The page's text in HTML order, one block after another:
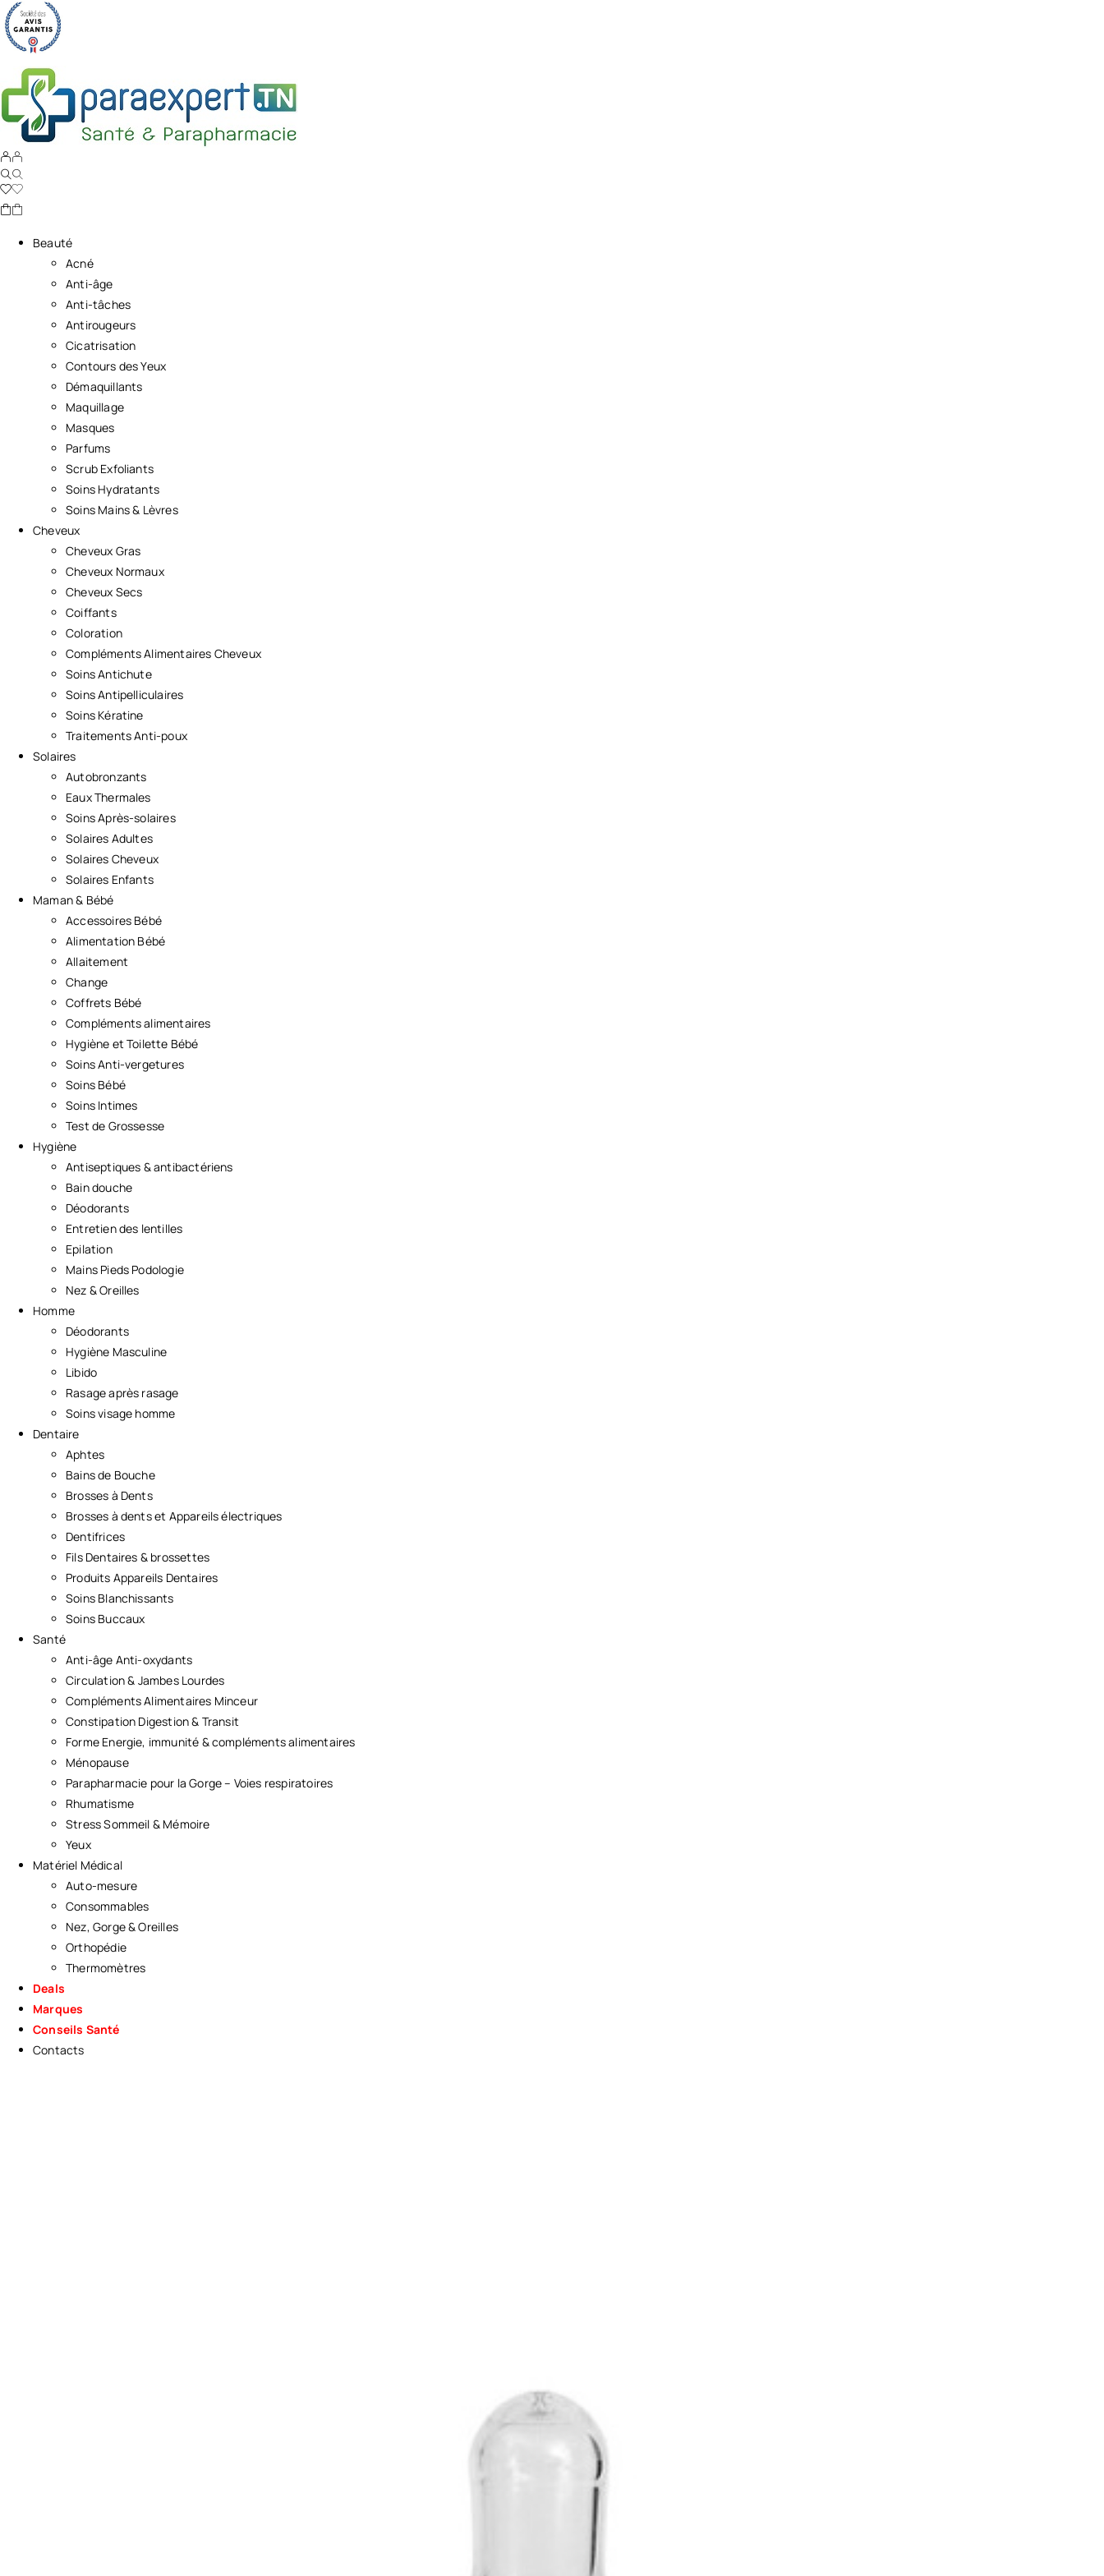
Beauté
Acné
Anti-âge
Anti-tâches
Antirougeurs
Cicatrisation
Contours des Yeux
Démaquillants
Maquillage
Masques
Parfums
Scrub Exfoliants
Soins Hydratants
Soins Mains & Lèvres
Cheveux
Cheveux Gras
Cheveux Normaux
Cheveux Secs
Coiffants
Coloration
Compléments Alimentaires Cheveux
Soins Antichute
Soins Antipelliculaires
Soins Kératine
Traitements Anti-poux
Solaires
Autobronzants
Eaux Thermales
Soins Après-solaires
Solaires Adultes
Solaires Cheveux
Solaires Enfants
Maman & Bébé
Accessoires Bébé
Alimentation Bébé
Allaitement
Change
Coffrets Bébé
Compléments alimentaires
Hygiène et Toilette Bébé
Soins Anti-vergetures
Soins Bébé
Soins Intimes
Test de Grossesse
Hygiène
Antiseptiques & antibactériens
Bain douche
Déodorants
Entretien des lentilles
Epilation
Mains Pieds Podologie
Nez & Oreilles
Homme
Déodorants
Hygiène Masculine
Libido
Rasage après rasage
Soins visage homme
Dentaire
Aphtes
Bains de Bouche
Brosses à Dents
Brosses à dents et Appareils électriques
Dentifrices
Fils Dentaires & brossettes
Produits Appareils Dentaires
Soins Blanchissants
Soins Buccaux
Santé
Anti-âge Anti-oxydants
Circulation & Jambes Lourdes
Compléments Alimentaires Minceur
Constipation Digestion & Transit
Forme Energie, immunité & compléments alimentaires
Ménopause
Parapharmacie pour la Gorge – Voies respiratoires
Rhumatisme
Stress Sommeil & Mémoire
Yeux
Matériel Médical
Auto-mesure
Consommables
Nez, Gorge & Oreilles
Orthopédie
Thermomètres
Deals
Marques
Conseils Santé
Contacts